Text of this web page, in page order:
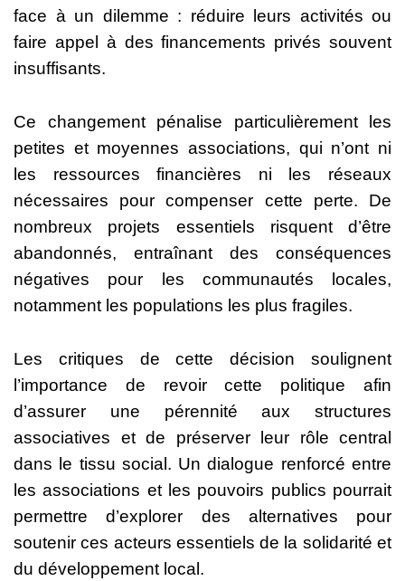
face à un dilemme : réduire leurs activités ou
faire appel à des financements privés souvent
insuffisants.
Ce changement pénalise particulièrement les
petites et moyennes associations, qui n’ont ni
les ressources financières ni les réseaux
nécessaires pour compenser cette perte. De
nombreux projets essentiels risquent d’être
abandonnés, entraînant des conséquences
négatives pour les communautés locales,
notamment les populations les plus fragiles.
Les critiques de cette décision soulignent
l’importance de revoir cette politique afin
d’assurer une pérennité aux structures
associatives et de préserver leur rôle central
dans le tissu social. Un dialogue renforcé entre
les associations et les pouvoirs publics pourrait
permettre d’explorer des alternatives pour
soutenir ces acteurs essentiels de la solidarité et
du développement local.